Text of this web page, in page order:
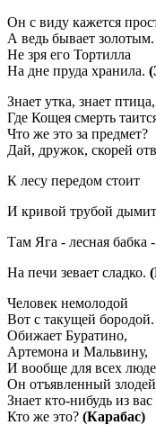
Он с виду кажется
А ведь бывает золотым.
Не зря его Тортилла
На дне пруда хранила.
Знает утка, знает птица,
Где Кощея смерть
Что же это за предмет?
Дай, дружок, скорей
К лесу передом стоит
И кривой трубой
Там Яга - лесная бабка -
На печи зевает сладко.
Человек немолодой
Вот с такущей бородой.
Обижает Буратино,
Артемона и Мальвину,
И вообще для всех
Он отъявленный
Знает кто-нибудь из вас
Кто же это? (Карабас)